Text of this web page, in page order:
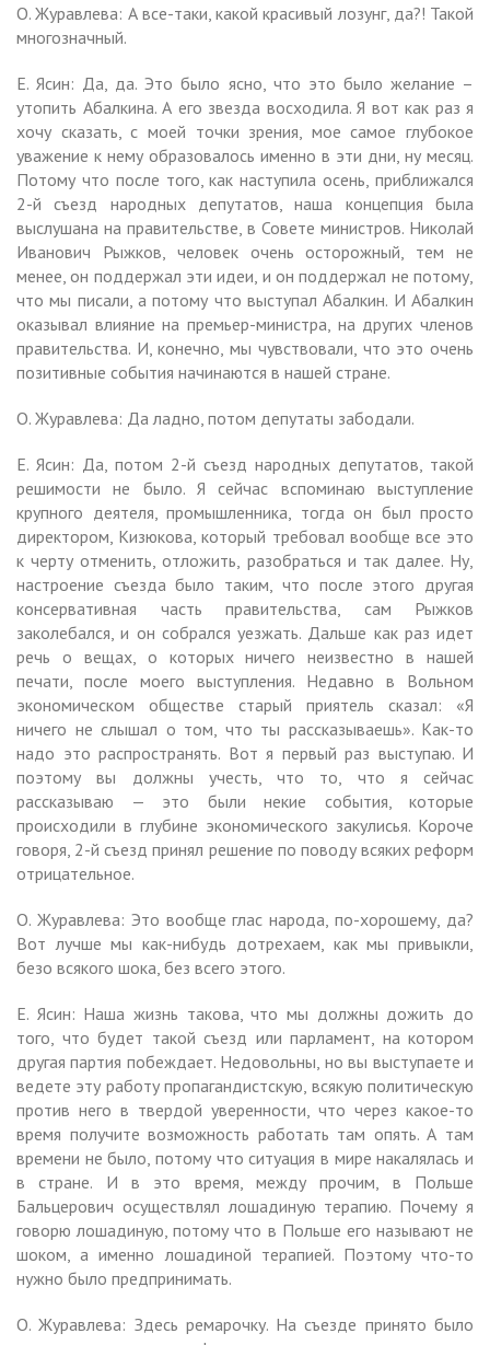
О. Журавлева: А все-таки, какой красивый лозунг, да?! Такой
многозначный.
Е. Ясин: Да, да. Это было ясно, что это было желание –
утопить Абалкина. А его звезда восходила. Я вот как раз я
хочу сказать, с моей точки зрения, мое самое глубокое
уважение к нему образовалось именно в эти дни, ну месяц.
Потому что после того, как наступила осень, приближался
2-й съезд народных депутатов, наша концепция была
выслушана на правительстве, в Совете министров. Николай
Иванович Рыжков, человек очень осторожный, тем не
менее, он поддержал эти идеи, и он поддержал не потому,
что мы писали, а потому что выступал Абалкин. И Абалкин
оказывал влияние на премьер-министра, на других членов
правительства. И, конечно, мы чувствовали, что это очень
позитивные события начинаются в нашей стране.
О. Журавлева: Да ладно, потом депутаты забодали.
Е. Ясин: Да, потом 2-й съезд народных депутатов, такой
решимости не было. Я сейчас вспоминаю выступление
крупного деятеля, промышленника, тогда он был просто
директором, Кизюкова, который требовал вообще все это
к черту отменить, отложить, разобраться и так далее. Ну,
настроение съезда было таким, что после этого другая
консервативная часть правительства, сам Рыжков
заколебался, и он собрался уезжать. Дальше как раз идет
речь о вещах, о которых ничего неизвестно в нашей
печати, после моего выступления. Недавно в Вольном
экономическом обществе старый приятель сказал: «Я
ничего не слышал о том, что ты рассказываешь». Как-то
надо это распространять. Вот я первый раз выступаю. И
поэтому вы должны учесть, что то, что я сейчас
рассказываю — это были некие события, которые
происходили в глубине экономического закулисья. Короче
говоря, 2-й съезд принял решение по поводу всяких реформ
отрицательное.
О. Журавлева: Это вообще глас народа, по-хорошему, да?
Вот лучше мы как-нибудь дотрехаем, как мы привыкли,
безо всякого шока, без всего этого.
Е. Ясин: Наша жизнь такова, что мы должны дожить до
того, что будет такой съезд или парламент, на котором
другая партия побеждает. Недовольны, но вы выступаете и
ведете эту работу пропагандистскую, всякую политическую
против него в твердой уверенности, что через какое-то
время получите возможность работать там опять. А там
времени не было, потому что ситуация в мире накалялась и
в стране. И в это время, между прочим, в Польше
Бальцерович осуществлял лошадиную терапию. Почему я
говорю лошадиную, потому что в Польше его называют не
шоком, а именно лошадиной терапией. Поэтому что-то
нужно было предпринимать.
О. Журавлева: Здесь ремарочку. На съезде принято было